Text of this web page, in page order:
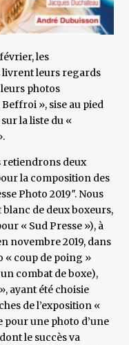
les
livrent leurs regards
photos
», sise au pied
la liste du «
retiendrons deux
la composition des
Photo 2019″. Nous
de deux boxeurs,
« Sud Presse »), à
novembre 2019, dans
« coup de poing »
combat de boxe),
ayant été choisie
de l’exposition «
pour une photo d’une
le succès va